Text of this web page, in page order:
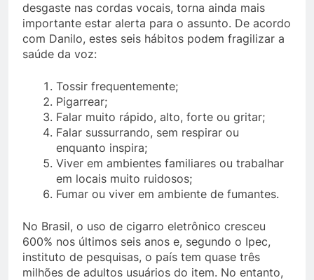
desgaste nas cordas vocais, torna ainda mais
importante estar alerta para o assunto. De acordo
com Danilo, estes seis hábitos podem fragilizar a
saúde da voz:
Tossir frequentemente;
Pigarrear;
Falar muito rápido, alto, forte ou gritar;
Falar sussurrando, sem respirar ou
enquanto inspira;
Viver em ambientes familiares ou trabalhar
em locais muito ruidosos;
Fumar ou viver em ambiente de fumantes.
No Brasil, o uso de cigarro eletrônico cresceu
600% nos últimos seis anos e, segundo o Ipec,
instituto de pesquisas, o país tem quase três
milhões de adultos usuários do item. No entanto,